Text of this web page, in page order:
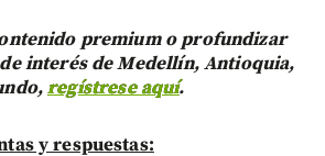
premium o profundizar
interés de Medellín, Antioquia,
regístrese aquí.
y respuestas: